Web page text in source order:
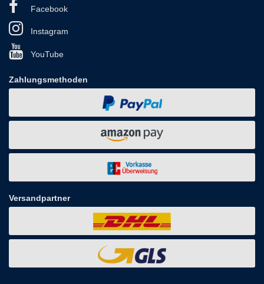
Facebook
Instagram
YouTube
Zahlungsmethoden
Versandpartner